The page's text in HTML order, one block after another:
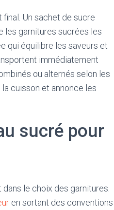
Un sachet de sucre
les garnitures sucrées les
qui équilibre les saveurs et
immédiatement
ou alternés selon les
cuisson et annonce les
sucré pour
le choix des garnitures.
en sortant des conventions